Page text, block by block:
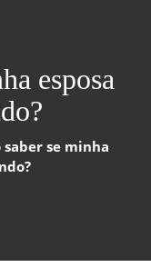
esposa
saber se minha